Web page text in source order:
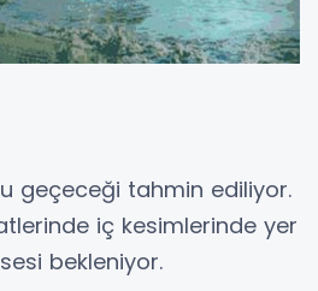
geçeceği tahmin ediliyor.
iç kesimlerinde yer
bekleniyor.